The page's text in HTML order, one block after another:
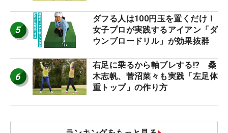
5
ダフる人は100円玉を置くだけ！
女子プロが実践するアイアン「ダ
ウンブロードリル」が効果抜群
6
右足に乗るから軸ブレする!? 桑
木志帆、菅沼菜々も実践「左足体
重トップ」の作り方